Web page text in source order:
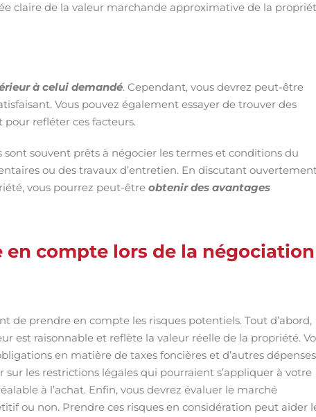
claire de la valeur marchande approximative de la
à celui demandé. Cependant, vous devrez peut-être
Vous pouvez également essayer de trouver des
refléter ces facteurs.
souvent prêts à négocier les termes et conditions du
ou des travaux d’entretien. En discutant
vous pourrez peut-être obtenir des avantages
compte lors de la négociation
de prendre en compte les risques potentiels. Tout d’abord,
est raisonnable et reflète la valeur réelle de la propriété.
en matière de taxes foncières et d’autres dépenses
les restrictions légales qui pourraient s’appliquer à votre
à l’achat. Enfin, vous devrez évaluer le marché
ou non. Prendre ces risques en considération peut aider